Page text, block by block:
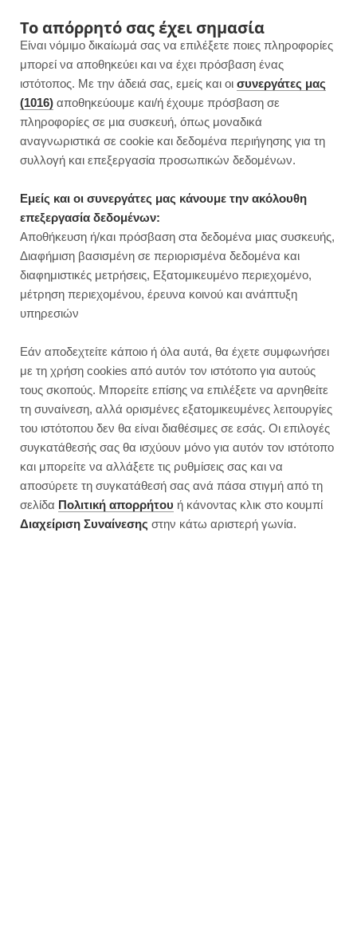
a
c
e
b
o
k
n
s
t
a
a
m
i
n
t
e
s
t
o
u
T
u
TAG
ΖΥΜΑΡΙΚΆ ΜΕ ΛΙΓΌΤΕΡΕΣ
ΘΕΡΜΊΔΕΣ
ΑΡΘΡΑ
Έχουν τα ζυμαρικά ψυγείου
σχεδόν τις μισές θερμίδες από τα
ζυμαρικά που μόλις
μαγειρεύτηκαν;
Το απόρρητό σας έχει σημασία
Είναι νόμιμο δικαίωμά σας να επιλέξετε ποιες πληροφορίες
μπορεί να αποθηκεύει και να έχει πρόσβαση ένας
ιστότοπος. Με την άδειά σας, εμείς και οι συνεργάτες μας
(1016) αποθηκεύουμε και/ή έχουμε πρόσβαση σε
πληροφορίες σε μια συσκευή, όπως μοναδικά
αναγνωριστικά σε cookie και δεδομένα περιήγησης για τη
συλλογή και επεξεργασία προσωπικών δεδομένων.
Εμείς και οι συνεργάτες μας κάνουμε την ακόλουθη
επεξεργασία δεδομένων:
Αποθήκευση ή/και πρόσβαση στα δεδομένα μιας συσκευής,
Διαφήμιση βασισμένη σε περιορισμένα δεδομένα και
διαφημιστικές μετρήσεις, Εξατομικευμένο περιεχομένο,
μέτρηση περιεχομένου, έρευνα κοινού και ανάπτυξη
υπηρεσιών
Εάν αποδεχτείτε κάποιο ή όλα αυτά, θα έχετε συμφωνήσει
με τη χρήση cookies από αυτόν τον ιστότοπο για αυτούς
τους σκοπούς. Μπορείτε επίσης να επιλέξετε να αρνηθείτε
τη συναίνεση, αλλά ορισμένες εξατομικευμένες λειτουργίες
του ιστότοπου δεν θα είναι διαθέσιμες σε εσάς. Οι επιλογές
συγκατάθεσής σας θα ισχύουν μόνο για αυτόν τον ιστότοπο
και μπορείτε να αλλάξετε τις ρυθμίσεις σας και να
αποσύρετε τη συγκατάθεσή σας ανά πάσα στιγμή από τη
σελίδα Πολιτική απορρήτου ή κάνοντας κλικ στο κουμπί
Διαχείριση Συναίνεσης στην κάτω αριστερή γωνία.